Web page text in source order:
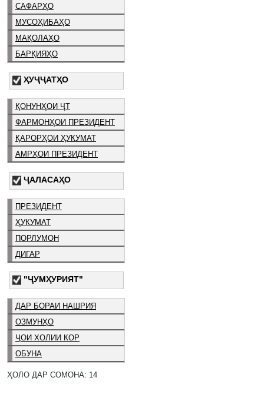
САФАРҲО
МУСОҲИБАҲО
МАҚОЛАҲО
БАРҚИЯҲО
ҲУҶҶАТҲО
ҚОНУНҲОИ ҶТ
ФАРМОНҲОИ ПРЕЗИДЕНТ
ҚАРОРҲОИ ҲУКУМАТ
АМРҲОИ ПРЕЗИДЕНТ
ҶАЛАСАҲО
ПРЕЗИДЕНТ
ҲУКУМАТ
ПОРЛУМОН
ДИГАР
"ҶУМҲУРИЯТ"
ДАР БОРАИ НАШРИЯ
ОЗМУНҲО
ҶОИ ХОЛИИ КОР
ОБУНА
ҲОЛО ДАР СОМОНА: 14